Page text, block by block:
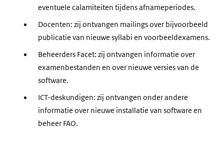
eventuele calamiteiten tijdens afnameperiodes.
Docenten: zij ontvangen mailings over bijvoorbeeld
publicatie van nieuwe syllabi en voorbeeldexamens.
Beheerders Facet: zij ontvangen informatie over
examenbestanden en over nieuwe versies van de
software.
ICT-deskundigen: zij ontvangen onder andere
informatie over nieuwe installatie van software en
beheer FAO.